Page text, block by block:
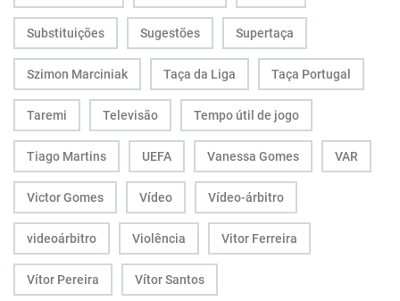
Substituições Sugestões Supertaça
Szimon Marciniak Taça da Liga Taça Portugal
Taremi Televisão Tempo útil de jogo
Tiago Martins UEFA Vanessa Gomes VAR
Victor Gomes Vídeo Vídeo-árbitro
videoárbitro Violência Vitor Ferreira
Vítor Pereira Vítor Santos